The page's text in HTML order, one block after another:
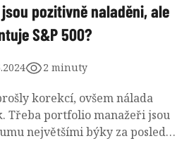
pozitivně naladěni, ale
S&P 500?
2 minuty
korekcí, ovšem nálada
Třeba portfolio manažeři jsou
největšími býky za poslední